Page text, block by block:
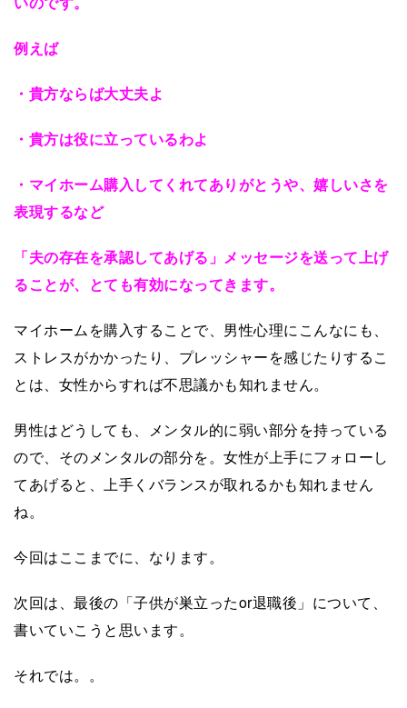
例えば
・貴方ならば大丈夫よ
・貴方は役に立っているわよ
・マイホーム購入してくれてありがとうや、嬉しいさを
表現するなど
「夫の存在を承認してあげる」メッセージを送って上げ
ることが、とても有効になってきます。
マイホームを購入することで、男性心理にこんなにも、
ストレスがかかったり、プレッシャーを感じたりするこ
とは、女性からすれば不思議かも知れません。
男性はどうしても、メンタル的に弱い部分を持っている
ので、そのメンタルの部分を。女性が上手にフォローし
てあげると、上手くバランスが取れるかも知れません
ね。
今回はここまでに、なります。
次回は、最後の「子供が巣立ったor退職後」について、
書いていこうと思います。
それでは。。